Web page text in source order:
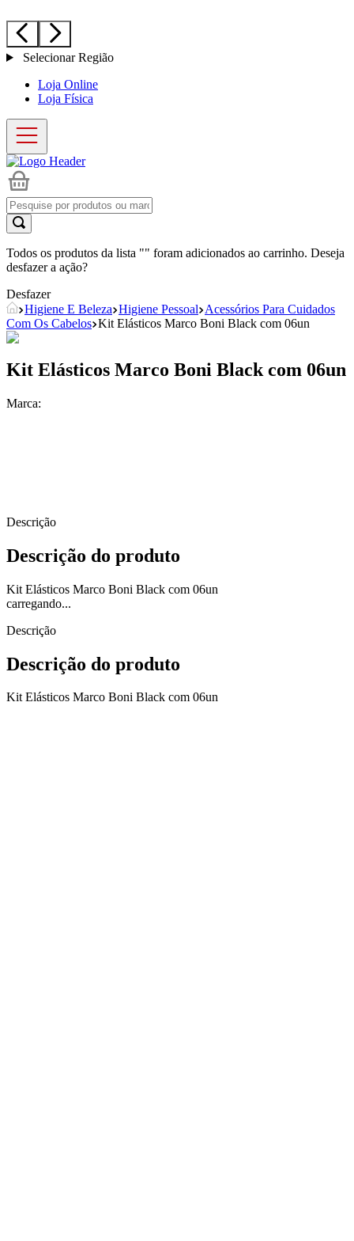
Selecionar Região
Loja Online
Loja Física
Todos os produtos da lista "" foram adicionados ao carrinho. Deseja
desfazer a ação?
Desfazer
Higiene E Beleza Higiene Pessoal Acessórios Para Cuidados
Com Os Cabelos Kit Elásticos Marco Boni Black com 06un
Kit Elásticos Marco Boni Black com 06un
Marca:
Descrição
Descrição do produto
Kit Elásticos Marco Boni Black com 06un
carregando...
Descrição
Descrição do produto
Kit Elásticos Marco Boni Black com 06un